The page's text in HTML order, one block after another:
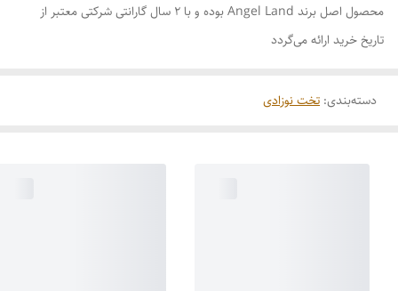
محصول اصل برند Angel Land بوده و با ۲ سال گارانتی شرکتی معتبر از
تاریخ خرید ارائه می‌گردد
دسته‌بندی: تخت نوزادی